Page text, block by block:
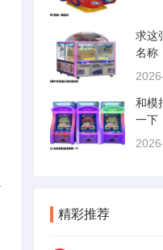
求这
名称
和模
一下
精彩推荐